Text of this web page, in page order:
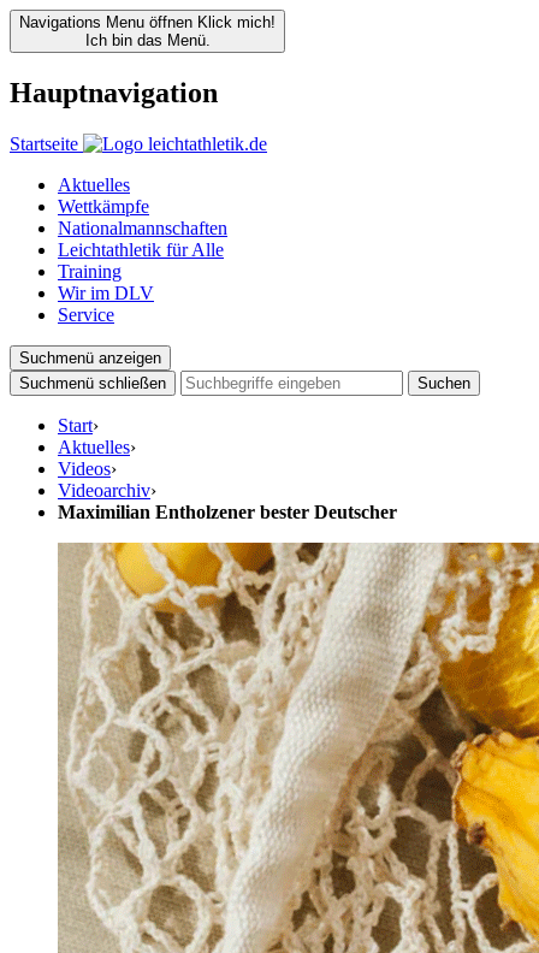
Navigations Menu öffnen Klick mich!
Ich bin das Menü.
Hauptnavigation
Startseite
Aktuelles
Wettkämpfe
Nationalmannschaften
Leichtathletik für Alle
Training
Wir im DLV
Service
Suchmenü anzeigen
Suchmenü schließen
Suchen
Start›
Aktuelles›
Videos›
Videoarchiv›
Maximilian Entholzener bester Deutscher